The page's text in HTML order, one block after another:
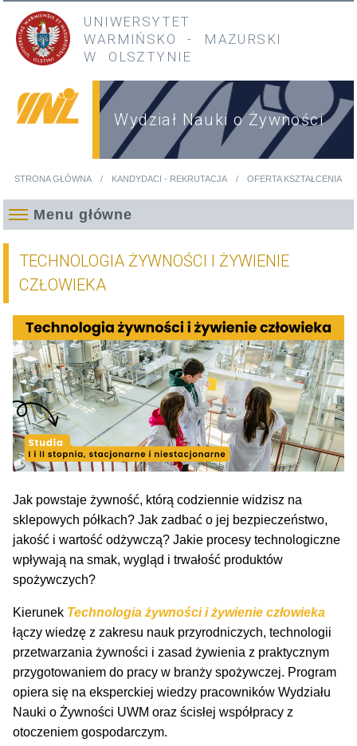
Przejdź do treści
Przejdź do menu głównego
UNIWERSYTET
WARMIŃSKO
- MAZURSKI
W OLSZTYNIE
Wydział Nauki o Żywności
STRONA GŁÓWNA KANDYDACI - REKRUTACJA OFERTA KSZTAŁCENIA
Menu główne
TECHNOLOGIA ŻYWNOŚCI I ŻYWIENIE
CZŁOWIEKA
Jak powstaje żywność, którą codziennie widzisz na
sklepowych półkach? Jak zadbać o jej bezpieczeństwo,
jakość i wartość odżywczą? Jakie procesy technologiczne
wpływają na smak, wygląd i trwałość produktów
spożywczych?
Kierunek Technologia żywności i żywienie człowieka
łączy wiedzę z zakresu nauk przyrodniczych, technologii
przetwarzania żywności i zasad żywienia z praktycznym
przygotowaniem do pracy w branży spożywczej. Program
opiera się na eksperckiej wiedzy pracowników Wydziału
Nauki o Żywności UWM oraz ścisłej współpracy z
otoczeniem gospodarczym.